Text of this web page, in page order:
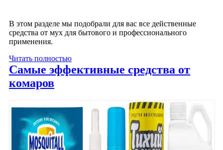
В этом разделе мы подобрали для вас все действенные
средства от мух для бытового и профессионального
применения.
Читать полностью
Самые эффективные средства от
комаров